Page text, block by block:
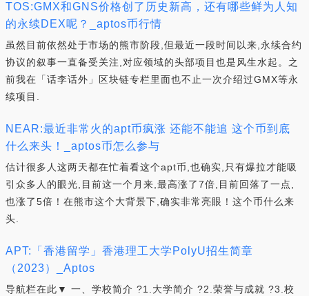
TOS:GMX和GNS价格创了历史新高，还有哪些鲜为人知
的永续DEX呢？_aptos币行情
虽然目前依然处于市场的熊市阶段,但最近一段时间以来,永续合约
协议的叙事一直备受关注,对应领域的头部项目也是风生水起。之
前我在「话李话外」区块链专栏里面也不止一次介绍过GMX等永
续项目.
NEAR:最近非常火的apt币疯涨 还能不能追 这个币到底
什么来头！_aptos币怎么参与
估计很多人这两天都在忙着看这个apt币,也确实,只有爆拉才能吸
引众多人的眼光,目前这一个月来,最高涨了7倍,目前回落了一点,
也涨了5倍！在熊市这个大背景下,确实非常亮眼！这个币什么来
头.
APT:「香港留学」香港理工大学PolyU招生简章
（2023）_Aptos
导航栏在此▼ 一、学校简介 ?1.大学简介 ?2.荣誉与成就 ?3.校